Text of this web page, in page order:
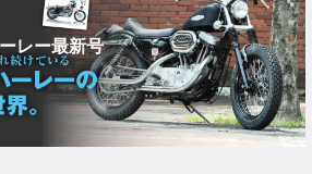
レー最新号